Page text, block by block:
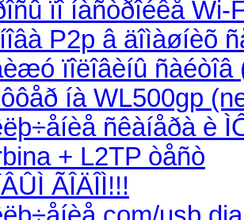
ïî íàñòðîéêå Wi-
P2p â äîìàøíèõ
ïîëîâèíû ñàéòîâ
íà WL500gp
ñêàíåðà è
+ L2TP òåñò
ÃÎÄÎÌ!!!